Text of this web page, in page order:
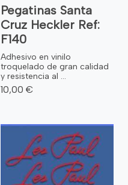
Pegatinas Santa
Cruz Heckler Ref:
F140
Adhesivo en vinilo
troquelado de gran calidad
y resistencia al ...
10,00 €